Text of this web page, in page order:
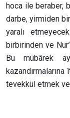
hoca ile beraber,
darbe, yirmiden
yaralı
birbirinden ve
Bu mübârek
tevekkül etmek ve